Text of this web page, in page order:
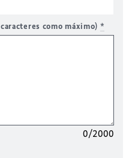
como máximo) *
0/2000